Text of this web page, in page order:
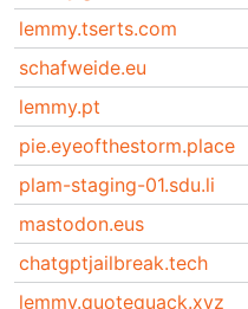
lemmy.tserts.com
schafweide.eu
lemmy.pt
pie.eyeofthestorm.place
plam-staging-01.sdu.li
mastodon.eus
chatgptjailbreak.tech
lemmy.quotequack.xyz